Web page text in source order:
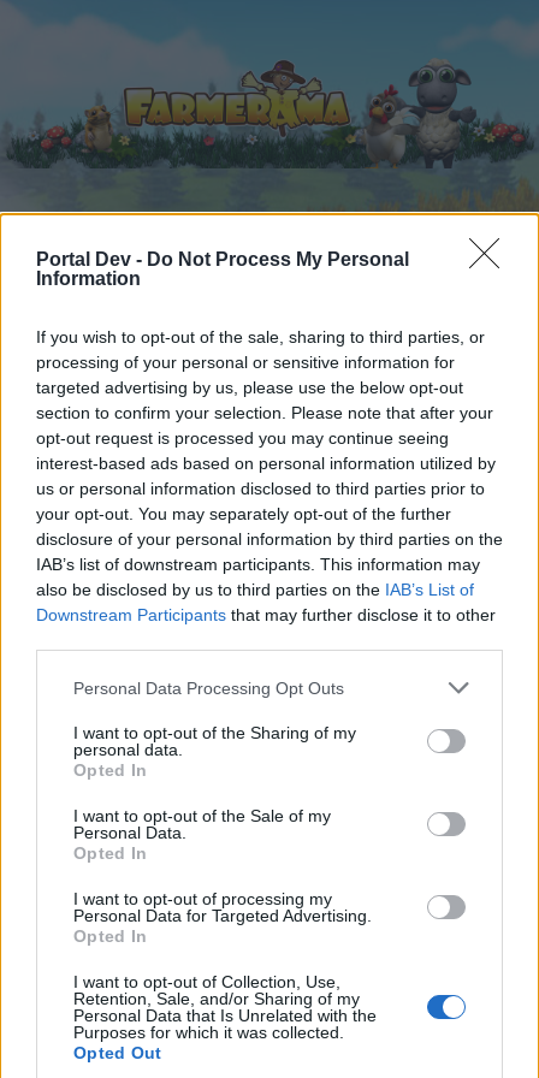
Portal Dev - Do Not Process My Personal
Information
If you wish to opt-out of the sale, sharing to third parties, or
processing of your personal or sensitive information for
targeted advertising by us, please use the below opt-out
section to confirm your selection. Please note that after your
opt-out request is processed you may continue seeing
interest-based ads based on personal information utilized by
us or personal information disclosed to third parties prior to
your opt-out. You may separately opt-out of the further
disclosure of your personal information by third parties on the
IAB’s list of downstream participants. This information may
also be disclosed by us to third parties on the IAB’s List of
Downstream Participants that may further disclose it to other
Personal Data Processing Opt Outs
I want to opt-out of the Sharing of my
personal data.
Opted In
I want to opt-out of the Sale of my
Personal Data.
Opted In
I want to opt-out of processing my
Personal Data for Targeted Advertising.
Opted In
I want to opt-out of Collection, Use,
Retention, Sale, and/or Sharing of my
Personal Data that Is Unrelated with the
Purposes for which it was collected.
Opted Out
Gebrauchsgegenstände des täglichen
Mitglieder, denen der Beitrag #4065
gefällt
Liebe(r) Forum-Leser/in,
wenn Du in diesem Forum aktiv an den
Gesprächen teilnehmen oder eigene Themen
starten möchtest, musst Du Dich bitte zunächst
im Spiel einloggen. Falls Du noch keinen
Spielaccount besitzt, bitte registriere Dich neu.
unserem Forum!„Zum Spiel“
Gebrauchsgegenstände des täglichen Lebens nach dem ABC IX
*schokolade61*
Beiträge: 150.590 Zustimmungen: 322.928
Punkte für Erfolge:
6.000
Lebende Forenlegende
Beiträge:
Zustimmungen: Punkte für Erfolge:
Magitta7070
Lebende Forenlegende, weiblich
Beiträge: 141.018 Zustimmungen: 630.007 Punkte für Erfolge:
6.000
Startseite Foren Kalender